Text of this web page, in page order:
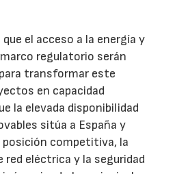
que el acceso a la energía y
regulatorio serán
transformar este
en capacidad
la elevada disponibilidad
sitúa a España y
posición competitiva, la
red eléctrica y la seguridad